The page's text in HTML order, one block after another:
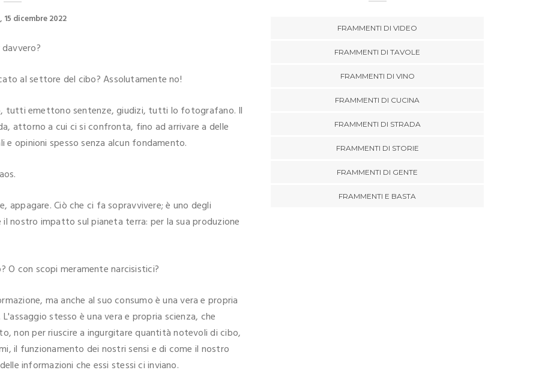
15 dicembre 2022
al settore del cibo? Assolutamente no!
tutti emettono sentenze, giudizi, tutti lo fotografano. Il
attorno a cui ci si confronta, fino ad arrivare a delle
e opinioni spesso senza alcun fondamento.
appagare. Ciò che ci fa sopravvivere; è uno degli
nostro impatto sul pianeta terra: per la sua produzione
O con scopi meramente narcisistici?
ma anche al suo consumo è una vera e propria
stesso è una vera e propria scienza, che
non per riuscire a ingurgitare quantità notevoli di cibo,
il funzionamento dei nostri sensi e di come il nostro
informazioni che essi stessi ci inviano.
FRAMMENTI DI VIDEO
FRAMMENTI DI TAVOLE
FRAMMENTI DI VINO
FRAMMENTI DI CUCINA
FRAMMENTI DI STRADA
FRAMMENTI DI STORIE
FRAMMENTI DI GENTE
FRAMMENTI E BASTA